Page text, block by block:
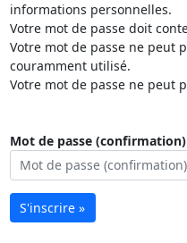
informations personnelles.
Votre mot de passe doit
Votre mot de passe ne peut
couramment utilisé.
Votre mot de passe ne peut
Mot de passe (confirmation)
S'inscrire »